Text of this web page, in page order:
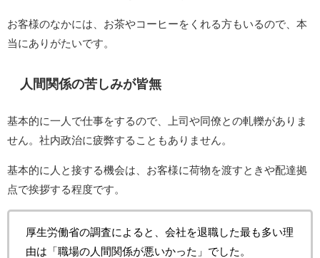
お客様のなかには、お茶やコーヒーをくれる方もいるので、本
当にありがたいです。
人間関係の苦しみが皆無
基本的に一人で仕事をするので、上司や同僚との軋轢がありま
せん。社内政治に疲弊することもありません。
基本的に人と接する機会は、お客様に荷物を渡すときや配達拠
点で挨拶する程度です。
厚生労働省の調査によると、会社を退職した最も多い理
由は「職場の人間関係が悪いかった」でした。